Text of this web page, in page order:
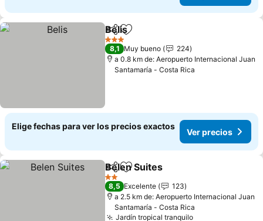
CompartirAgregar a favoritos
Belis
3 Estrellas
8,1 Muy bueno
224
a 0.8 km de: Aeropuerto Internacional Juan
Santamaría - Costa Rica
Elige fechas para ver los precios exactos
Ver precios
CompartirAgregar a favoritos
Belen Suites
2 Estrellas
8,5 Excelente
123
a 2.5 km de: Aeropuerto Internacional Juan
Santamaría - Costa Rica
Jardín tropical tranquilo